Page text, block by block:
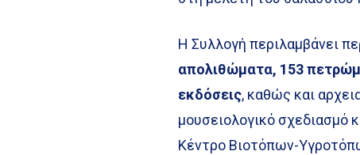
Η Συλλογή περιλαμβάνει
απολιθώματα, 153
εκδόσεις, καθώς και
μουσειολογικό σχεδιασμό
Κέντρο Βιοτόπων-